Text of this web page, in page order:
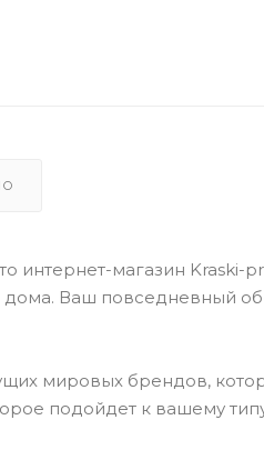
интернет-магазин Kraski-
дома. Ваш повседневный
мировых брендов,
подойдет к вашему